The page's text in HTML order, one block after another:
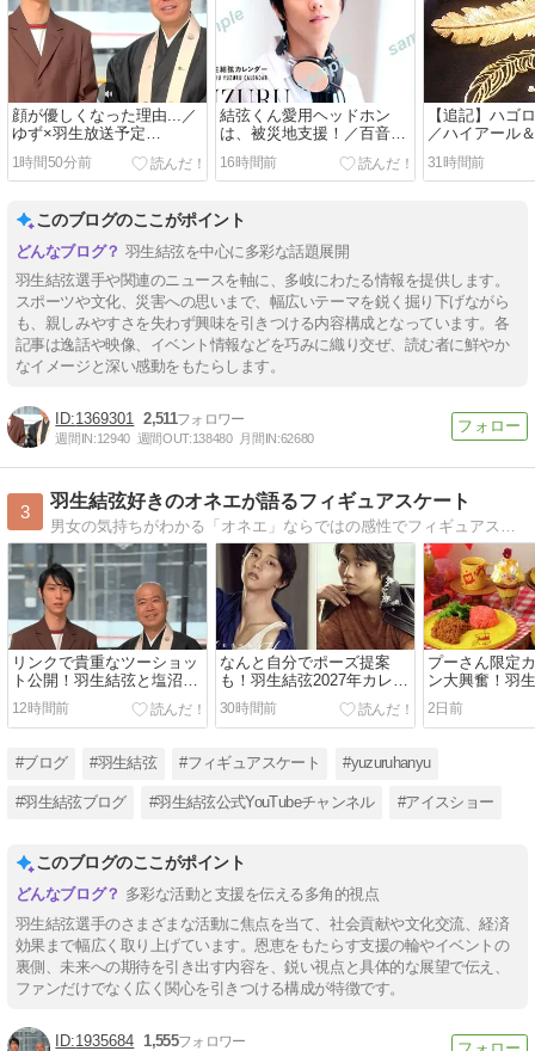
顔が優しくなった理由...／
ゆず×羽生放送予定
色々！！／投票しなくちゃ
～(;´Д｀)
1時間50分前
結弦くん愛用ヘッドホン
は、被災地支援！／百音ち
ゃん放送／ヒルナンデス
16時間前
【追記】ハゴ
／ハイアール
弦くんの短冊
レロ ほか
31時間前
このブログのここがポイント
羽生結弦を中心に多彩な話題展開
羽生結弦選手や関連のニュースを軸に、多岐にわたる情報を提供します。
スポーツや文化、災害への思いまで、幅広いテーマを鋭く掘り下げながら
も、親しみやすさを失わず興味を引きつける内容構成となっています。各
記事は逸話や映像、イベント情報などを巧みに織り交ぜ、読む者に鮮やか
なイメージと深い感動をもたらします。
1369301 2,511
週間IN:12940 週間OUT:138480 月間IN:62680
3
羽生結弦好きのオネエが語るフィギュアスケート
リンクで貴重なツーショッ
ト公開！羽生結弦と塩沼亮
潤が一緒に滑る姿も
12時間前
なんと自分でポーズ提案
も！羽生結弦2027年カレン
ダーのビジュアル解禁
30時間前
プーさん限定
ン大興奮！羽
ズニーコラボ
れたい
2日前
#ブログ #羽生結弦 #フィギュアスケート #yuzuruhanyu
#羽生結弦ブログ #羽生結弦公式YouTubeチャンネル #アイスショー
このブログのここがポイント
多彩な活動と支援を伝える多角的視点
羽生結弦選手のさまざまな活動に焦点を当て、社会貢献や文化交流、経済
効果まで幅広く取り上げています。恩恵をもたらす支援の輪やイベントの
裏側、未来への期待を引き出す内容を、鋭い視点と具体的な展望で伝え、
ファンだけでなく広く関心を引きつける構成が特徴です。
1935684 1,555